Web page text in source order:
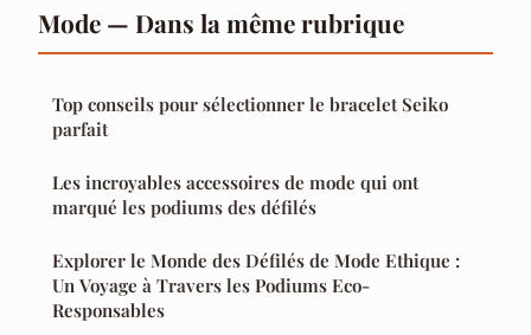
Mode — Dans la même rubrique
Top conseils pour sélectionner le bracelet Seiko
parfait
Les incroyables accessoires de mode qui ont
marqué les podiums des défilés
Explorer le Monde des Défilés de Mode Ethique :
Un Voyage à Travers les Podiums Eco-
Responsables